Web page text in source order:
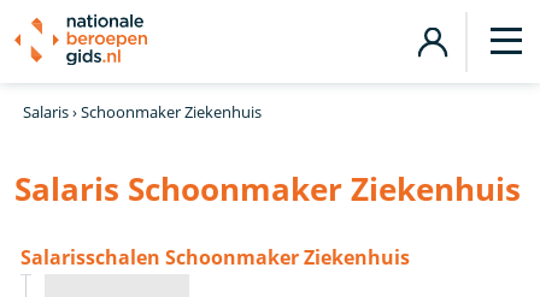
Salaris›Schoonmaker Ziekenhuis
Salaris Schoonmaker Ziekenhuis
Salarisschalen Schoonmaker Ziekenhuis